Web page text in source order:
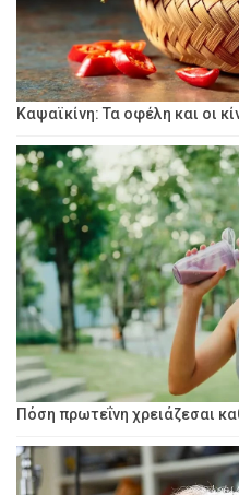
Καψαϊκίνη: Τα οφέλη και οι
Πόση πρωτεΐνη χρειάζεσαι